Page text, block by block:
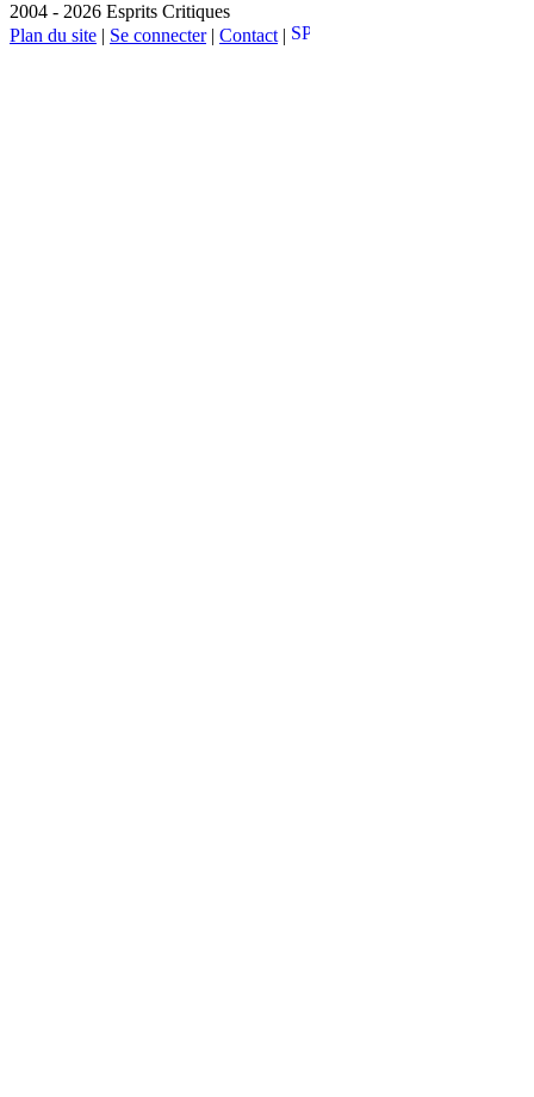
2004 - 2026 Esprits Critiques
Plan du site | Se connecter| Contact |